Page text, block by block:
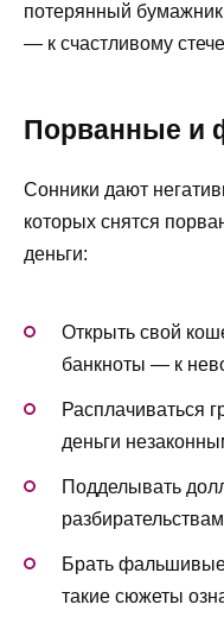
потерянный бумажник
— к счастливому
Порванные и
Сонники дают
которых снятся
деньги:
Открыть свой
банкноты — к
Расплачиваться
деньги
Подделывать
Брать фальшивые
такие сюжеты